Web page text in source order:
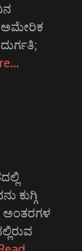
ಅಮೇರಿಕ
ಕುಗ್ಗಿ